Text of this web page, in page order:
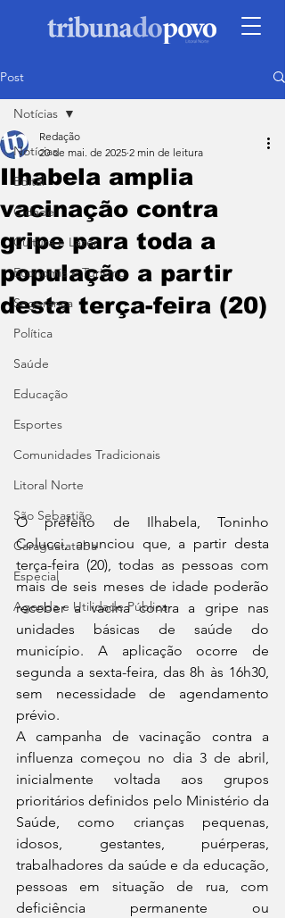
Post
Notícias
Edital
Cidade
Cultura e Lazer
Economia e Turismo
Segurança
Política
Saúde
Educação
Esportes
Comunidades Tradicionais
Litoral Norte
São Sebastião
Caraguatatuba
Especial
Agenda e Utilidade Pública
Notícias
Ilhabela amplia
vacinação contra
gripe para toda a
população a partir
desta terça-feira (20)
Redação
20 de mai. de 2025 2 min de leitura
O prefeito de Ilhabela, Toninho
Colucci, anunciou que, a partir desta
terça-feira (20), todas as pessoas com
mais de seis meses de idade poderão
receber a vacina contra a gripe nas
unidades básicas de saúde do
município. A aplicação ocorre de
segunda a sexta-feira, das 8h às 16h30,
sem necessidade de agendamento
prévio.
A campanha de vacinação contra a
influenza começou no dia 3 de abril,
inicialmente voltada aos grupos
prioritários definidos pelo Ministério da
Saúde, como crianças pequenas,
idosos, gestantes, puérperas,
trabalhadores da saúde e da educação,
pessoas em situação de rua, com
deficiência permanente ou